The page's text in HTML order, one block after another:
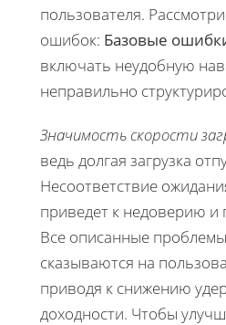
пользователя.
ошибок: Базовые
включать неудобную
неправильно
Значимость скорости
ведь долгая загрузка
Несоответствие
приведет к недоверию и
Все описанные
сказываются на
приводя к снижению
доходности. Чтобы